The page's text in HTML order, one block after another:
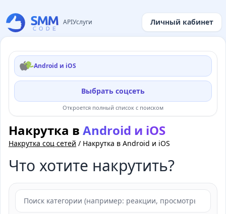
APIУслуги Личный кабинет
Android и iOS
Выбрать соцсеть
Откроется полный список с поиском
Накрутка в Android и iOS
Накрутка соц сетей / Накрутка в Android и iOS
Что хотите накрутить?